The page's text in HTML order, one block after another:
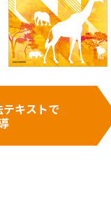
キストで